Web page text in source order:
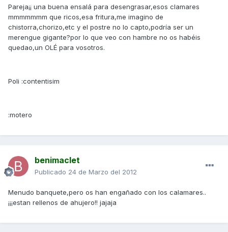
Pareja¡¡ una buena ensalá para desengrasar,esos clamares
mmmmmmm que ricos,esa fritura,me imagino de
chistorra,chorizo,etc y el postre no lo capto,podría ser un
merengue gigante?por lo que veo con hambre no os habéis
quedao,un OLÉ para vosotros.
Poli :contentisim
:motero
benimaclet
Publicado 24 de Marzo del 2012
Menudo banquete,pero os han engañado con los calamares..
¡¡¡estan rellenos de ahujero!! jajaja